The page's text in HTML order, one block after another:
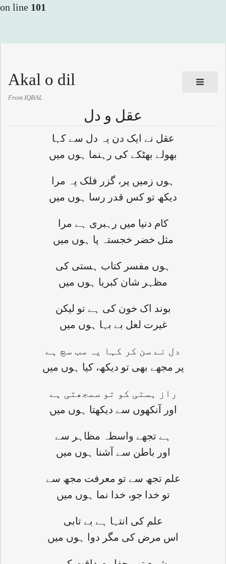
on line 101
Akal o dil
From IQBAL
عقل و دل
عقل نے ایک دن یہ دل سے کہا
بھولے بھٹکے کی رہنما ہوں میں
ہوں زمیں پر، گزر فلک پہ مرا
دیکھ تو کس قدر رسا ہوں میں
کام دنیا میں رہبری ہے مرا
مثل خضر خجستہ پا ہوں میں
ہوں مفسر کتاب ہستی کی
مظہر شان کبریا ہوں میں
بوند اک خون کی ہے تو لیکن
غیرت لعل بے بہا ہوں میں
دل نے سن کر کہا یہ سب سچ ہے
پر مجھے بھی تو دیکھ، کیا ہوں میں
راز ہستی کو تو سمجھتی ہے
اور آنکھوں سے دیکھتا ہوں میں
ہے تجھے واسطہ مظاہر سے
اور باطن سے آشنا ہوں میں
علم تجھ سے تو معرفت مجھ سے
تو خدا جو، خدا نما ہوں میں
علم کی انتہا ہے بے تابی
اس مرض کی مگر دوا ہوں میں